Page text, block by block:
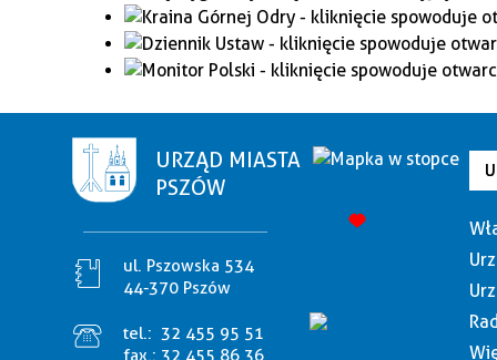
URZĄD MIASTA
PSZÓW
ul. Pszowska 534
44-370 Pszów
tel.: 32 455 95 51
fax.: 32 455 86 36